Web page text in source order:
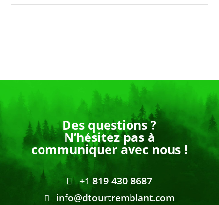
Des questions ?
N’hésitez pas à
communiquer avec nous !
+1 819-430-8687
info@dtourtremblant.com